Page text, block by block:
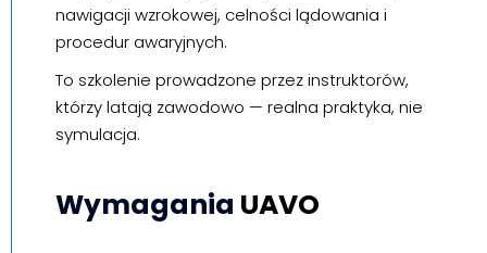
nawigacji wzrokowej, celności lądowania i
procedur awaryjnych.
To szkolenie prowadzone przez instruktorów,
którzy latają zawodowo — realna praktyka, nie
symulacja.
Wymagania UAVO